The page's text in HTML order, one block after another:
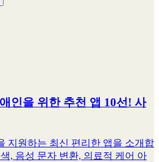
인을 위한 추천 앱 10선! 사
지원하는 최신 편리한 앱을 소개합
, 음성 문자 변환, 의료적 케어 아